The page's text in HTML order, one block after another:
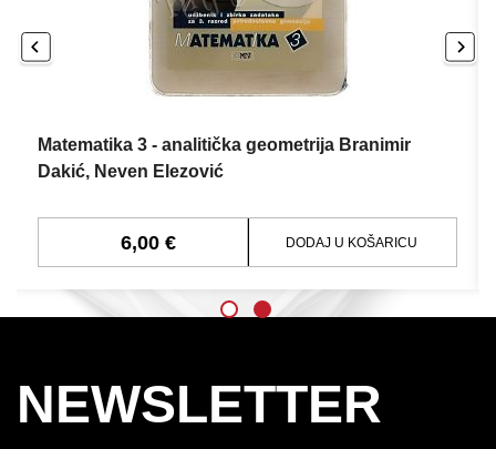
Matematika 3 - analitička geometrija Branimir
Dakić, Neven Elezović
6,00 € DODAJ U KOŠARICU
NEWSLETTER